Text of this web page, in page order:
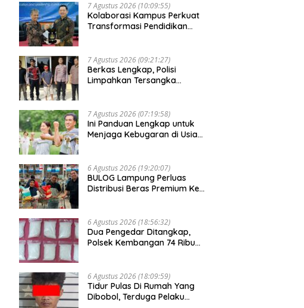
7 Agustus 2026 (10:09:55)
Kolaborasi Kampus Perkuat
Transformasi Pendidikan
7 Agustus 2026 (09:21:27)
Berkas Lengkap, Polisi
Limpahkan Tersangka
7 Agustus 2026 (07:19:58)
Ini Panduan Lengkap untuk
Menjaga Kebugaran di Usia
6 Agustus 2026 (19:20:07)
BULOG Lampung Perluas
Distribusi Beras Premium Ke
6 Agustus 2026 (18:56:32)
Dua Pengedar Ditangkap,
Polsek Kembangan 74 Ribu
Diamankan
6 Agustus 2026 (18:09:59)
Tidur Pulas Di Rumah Yang
Dibobol, Terduga Pelaku